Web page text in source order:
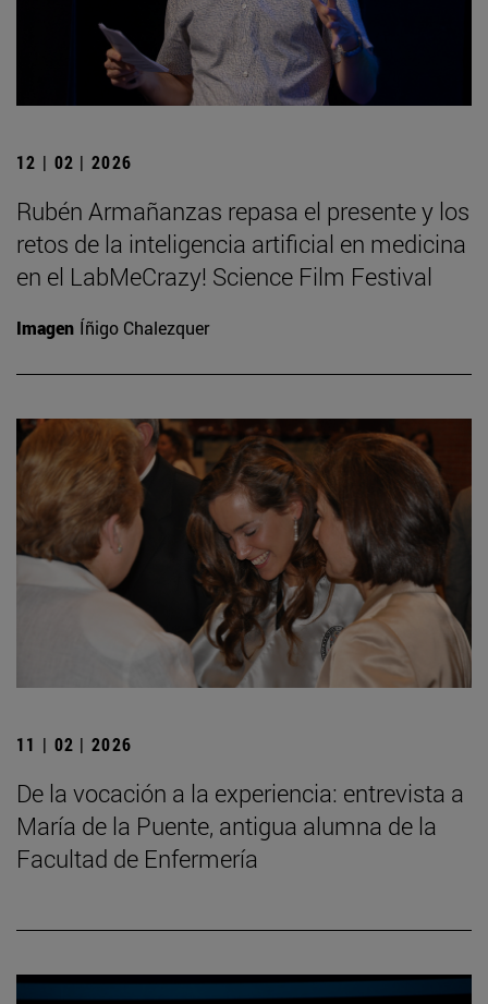
12 | 02 | 2026
Rubén Armañanzas repasa el presente y los
retos de la inteligencia artificial en medicina
en el LabMeCrazy! Science Film Festival
Imagen Íñigo Chalezquer
11 | 02 | 2026
De la vocación a la experiencia: entrevista a
María de la Puente, antigua alumna de la
Facultad de Enfermería